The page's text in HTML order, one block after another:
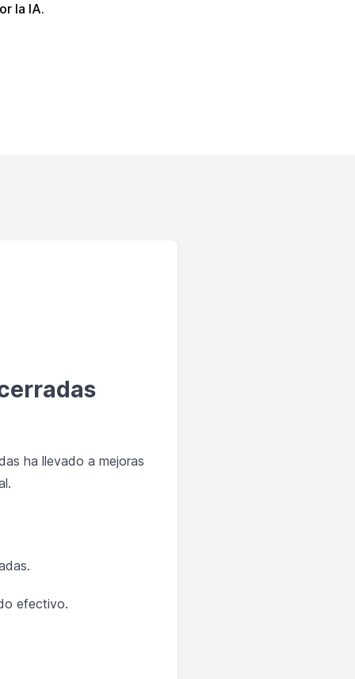
la IA.
ha llevado a mejoras
efectivo.